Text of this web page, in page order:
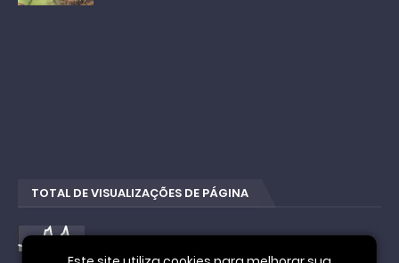
TOTAL DE VISUALIZAÇÕES DE PÁGINA